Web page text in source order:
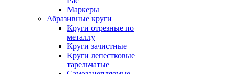
Маркеры
Абразивные круги
Круги отрезные по
металлу
Круги зачистные
Круги лепестковые
тарельчатые